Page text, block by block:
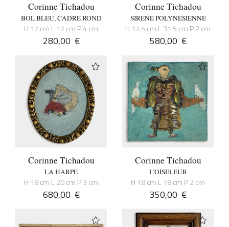
Corinne Tichadou
BOL BLEU, CADRE ROND
H 17 cm L 17 cm P 4 cm
280,00 €
Corinne Tichadou
SIRENE POLYNESIENNE
H 17.5 cm L 31.5 cm P 2 cm
580,00 €
Corinne Tichadou
LA HARPE
H 18 cm L 20 cm P 3 cm
680,00 €
Corinne Tichadou
L’OISELEUR
H 18 cm L 18 cm P 2 cm
350,00 €